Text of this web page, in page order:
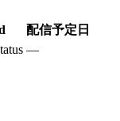
配信予定日
—